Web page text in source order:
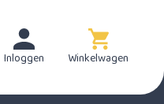
Inloggen Winkelwagen